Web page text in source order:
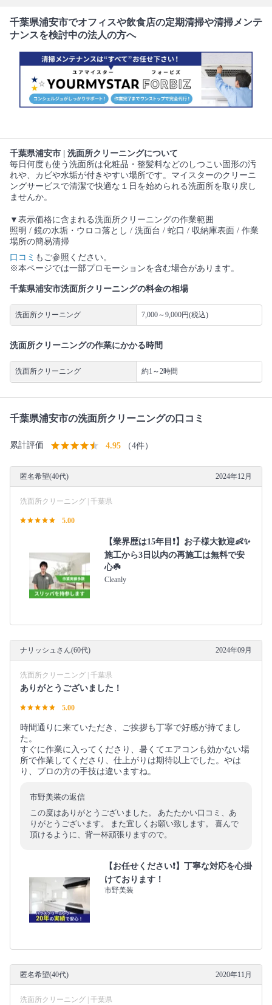
千葉県浦安市でオフィスや飲食店の定期清掃や清掃メンテ
ナンスを検討中の法人の方へ
千葉県浦安市 | 洗面所クリーニングについて
毎日何度も使う洗面所は化粧品・整髪料などのしつこい固形の汚
れや、カビや水垢が付きやすい場所です。マイスターのクリーニ
ングサービスで清潔で快適な１日を始められる洗面所を取り戻し
ませんか。
▼表示価格に含まれる洗面所クリーニングの作業範囲
照明 / 鏡の水垢・ウロコ落とし / 洗面台 / 蛇口 / 収納庫表面 / 作業
場所の簡易清掃
口コミ もご参照ください。
※本ページでは一部プロモーションを含む場合があります。
千葉県浦安市洗面所クリーニングの料金の相場
洗面所クリーニング 7,000～9,000円(税込)
洗面所クリーニングの作業にかかる時間
洗面所クリーニング 約1～2時間
千葉県浦安市の洗面所クリーニングの口コミ
累計評価 4.95 （4件）
匿名希望(40代) 2024年12月
洗面所クリーニング | 千葉県
5.00
【業界歴は15年目❗️】お子様大歓迎👶✨
施工から3日以内の再施工は無料で安
心☘️
Cleanly
ナリッシュさん(60代) 2024年09月
洗面所クリーニング | 千葉県
ありがとうございました！
5.00
時間通りに来ていただき、ご挨拶も丁寧で好感が持てまし
た。
すぐに作業に入ってくださり、暑くてエアコンも効かない場
所で作業してくださり、仕上がりは期待以上でした。やは
り、プロの方の手技は違いますね。
市野美装の返信
この度はありがとうございました。 あたたかい口コミ、あ
りがとうございます。 また宜しくお願い致します。 喜んで
頂けるように、背一杯頑張りますので。
【お任せください❗️】丁寧な対応を心掛
けております！
市野美装
匿名希望(40代) 2020年11月
洗面所クリーニング | 千葉県